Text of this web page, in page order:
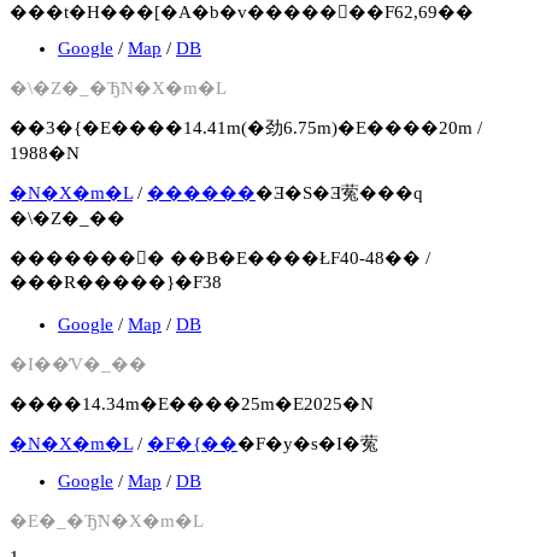
���t�H���[�A�b�v�����񍐏��F62,69��
Google / Map / DB
�\�Z�_�Ђ̃N�X�m�L
��3�{�E����14.41m(�劲6.75m)�E����20m /
1988�N
�N�X�m�L/ �������Ǝ�S�Ǝ蒬���q
�\�Z�_��
�������񍐏� ��B�E����ŁF40-48�� /
���R�����}�F38
Google / Map / DB
�I��̓V�_��
����14.34m�E����25m�E2025�N
�N�X�m�L/ �F�{���F�y�s�I�蒬
Google / Map / DB
�E�_�Ђ̃N�X�m�L